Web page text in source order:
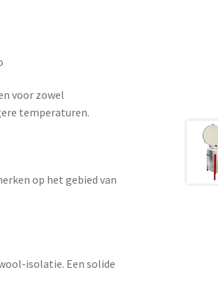
voor zowel
temperaturen.
op het gebied van
isolatie. Een solide